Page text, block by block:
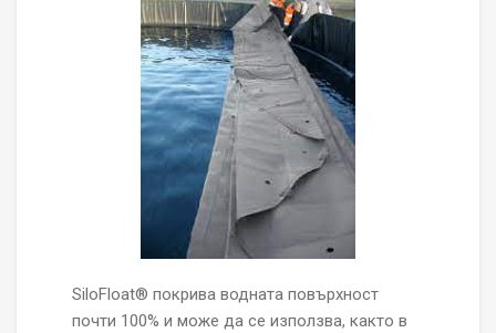
SiloFloat® покрива водната повърхност
почти 100% и може да се използва, както в